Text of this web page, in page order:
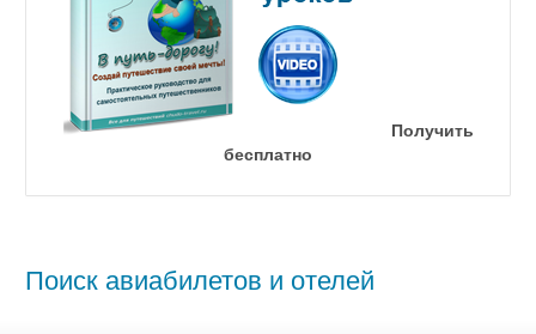
Получить
бесплатно
Поиск авиабилетов и отелей